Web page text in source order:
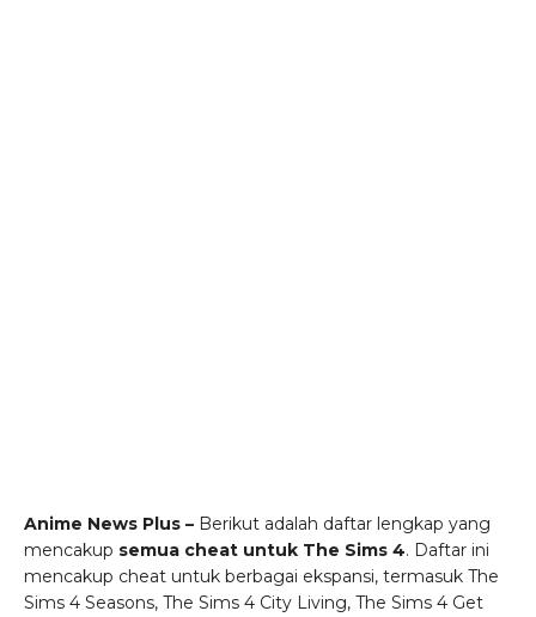
Anime News Plus – Berikut adalah daftar lengkap yang
mencakup semua cheat untuk The Sims 4. Daftar ini
mencakup cheat untuk berbagai ekspansi, termasuk The
Sims 4 Seasons, The Sims 4 City Living, The Sims 4 Get